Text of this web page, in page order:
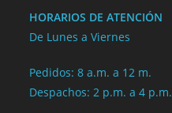
HORARIOS DE ATENCIÓN
De Lunes a Viernes
Pedidos: 8 a.m. a 12 m.
Despachos: 2 p.m. a 4 p.m.